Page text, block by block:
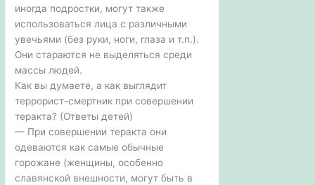
иногда подростки, могут также
использоваться лица с различными
увечьями (без руки, ноги, глаза и т.п.).
Они стараются не выделяться среди
массы людей.
Как вы думаете, а как выглядит
террорист-смертник при совершении
теракта? (Ответы детей)
— При совершении теракта они
одеваются как самые обычные
горожане (женщины, особенно
славянской внешности, могут быть в